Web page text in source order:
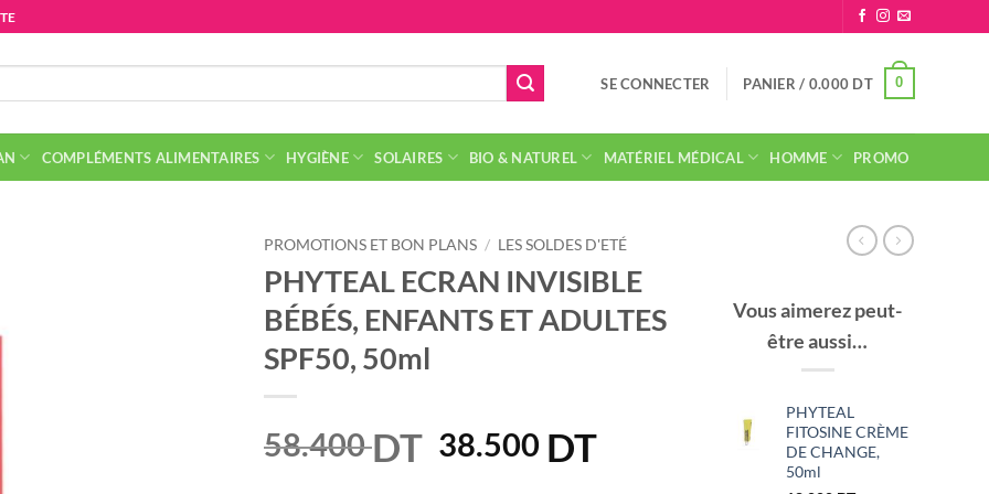
SE CONNECTER PANIER / 0.000 DT 0
COMPLÉMENTS ALIMENTAIRES HYGIÈNE SOLAIRES BIO & NATUREL MATÉRIEL MÉDICAL HOMME PROMO
PROMOTIONS ET BON PLANS / LES SOLDES D'ETÉ
PHYTEAL ECRAN INVISIBLE
BÉBÉS, ENFANTS ET ADULTES
SPF50, 50ml
58.400DT Le
38.500 DTLe
Vous aimerez peut-
être aussi…
PHYTEAL
FITOSINE CRÈME
DE CHANGE,
50ml